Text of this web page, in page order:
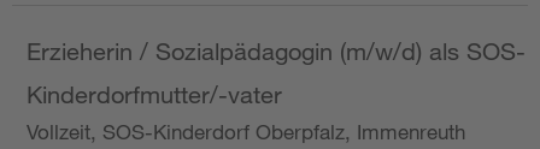
Erzieherin / Sozialpädagogin (m/w/d) als SOS-
Kinderdorfmutter/-vater
Vollzeit, SOS-Kinderdorf Oberpfalz, Immenreuth